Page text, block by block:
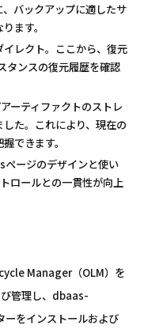
バックアップに適したサ
ます。
レクト。ここから、復元
タンスの復元履歴を確認
ーティファクトのストレ
た。これにより、現在の
できます。
ージのデザインと使い
ロールとの一貫性が向上
Manager（OLM）を
管理し、dbaas-
をインストールおよび